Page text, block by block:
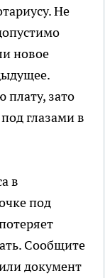
Не
новое
плату, зато
глазами в
в
под
Сообщите
документ